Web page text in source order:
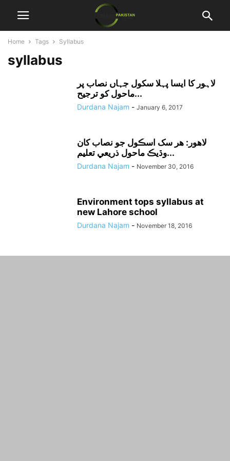
Home Tags Syllabus
syllabus
لاہور کا ایسا پہلا سکول جہاں نصاب پر
ماحول کو ترجیح...
Durdana Najam - January 6, 2017
لاهور: هر سک اسڪول جو نصاب کان
وڌيڪ ماحول ذريعي تعليم...
Durdana Najam - November 30, 2016
Environment tops syllabus at
new Lahore school
Durdana Najam - November 18, 2016